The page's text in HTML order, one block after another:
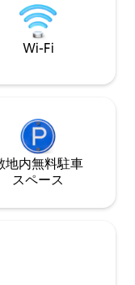
調理するための設
なキングサイズの
アクセス、プール
晴らしい山の景色を
いただけますよ！
Wi-Fi
地内無料駐⁠車
ス⁠ペ⁠ー⁠ス